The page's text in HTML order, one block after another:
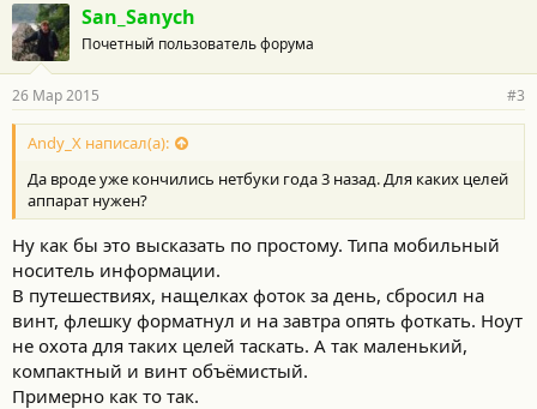
San_Sanych
Почетный пользователь форума
26 Мар 2015 #3
Andy_X написал(а):
Да вроде уже кончились нетбуки года 3 назад. Для каких целей
аппарат нужен?
Ну как бы это высказать по простому. Типа мобильный
носитель информации.
В путешествиях, нащелках фоток за день, сбросил на
винт, флешку форматнул и на завтра опять фоткать. Ноут
не охота для таких целей таскать. А так маленький,
компактный и винт объёмистый.
Примерно как то так.